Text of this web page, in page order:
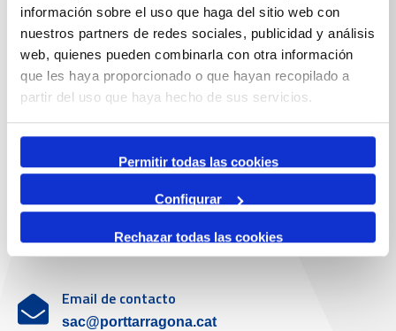
información sobre el uso que haga del sitio web con
nuestros partners de redes sociales, publicidad y análisis
web, quienes pueden combinarla con otra información
que les haya proporcionado o que hayan recopilado a
partir del uso que haya hecho de sus servicios.
Permitir todas las cookies
Configurar
Rechazar todas las cookies
Teléfono de contacto
977 259 400
Emergencias
(+34) 900 229 900
Servicio de atención al cliente
Teléfono de contacto
Email de contacto
sac@porttarragona.cat